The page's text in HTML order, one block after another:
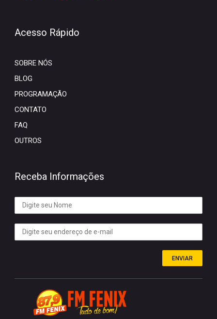
Acesso Rápido
SOBRE NÓS
BLOG
PROGRAMAÇÃO
CONTATO
FAQ
OUTROS
Receba Informações
ENVIAR